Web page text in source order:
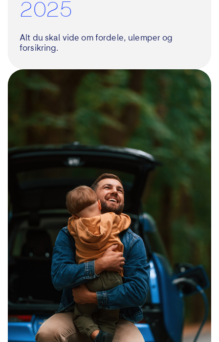
2025
Alt du skal vide om fordele, ulemper og
forsikring.